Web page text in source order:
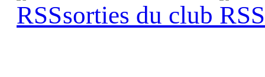
sorties du club